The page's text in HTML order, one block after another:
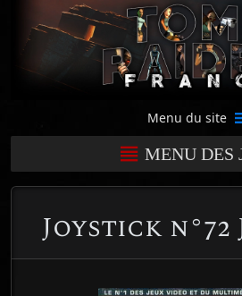
Menu du site
MENU DES
Joystick n°72